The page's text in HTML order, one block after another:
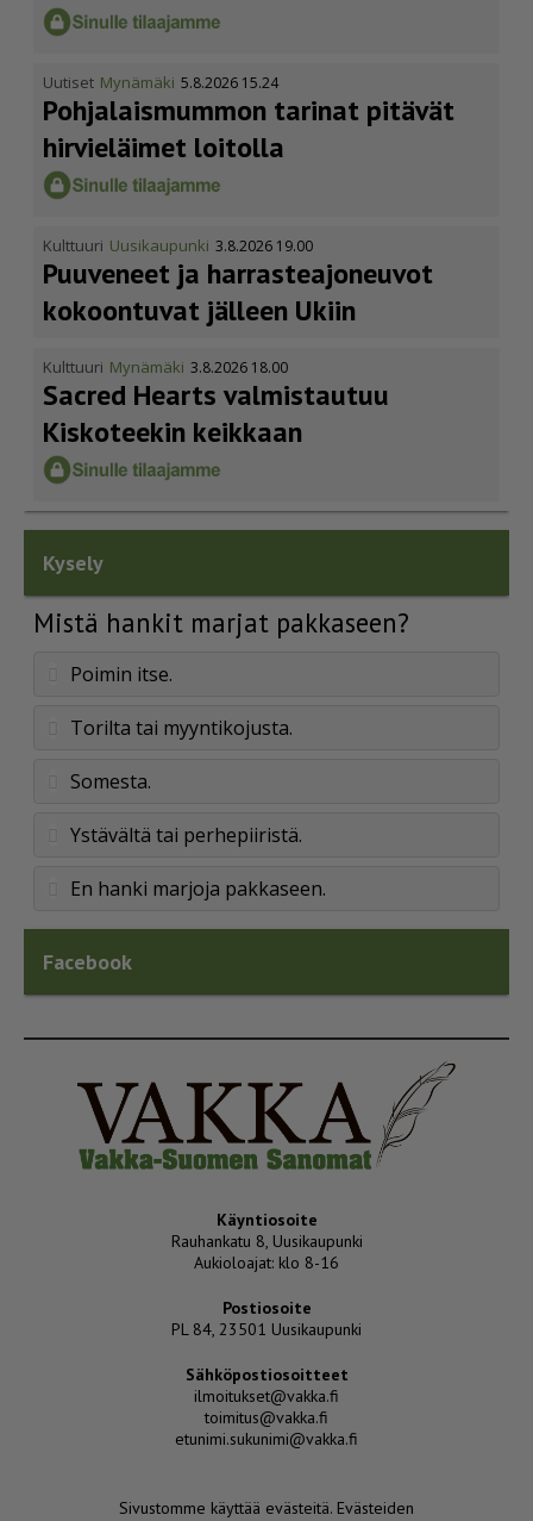
Uutiset Mynämäki 5.8.2026 15.24
Pohja­lais­mummon tarinat pitävät
hirvieläimet loitolla
Kulttuuri Uusikaupunki 3.8.2026 19.00
Puuveneet ja harras­te­a­jo­neuvot
kokoontuvat jälleen Ukiin
Kulttuuri Mynämäki 3.8.2026 18.00
Sacred Hearts valmistautuu
Kiskoteekin keikkaan
Kysely
Mistä hankit marjat pakkaseen?
Poimin itse.
Torilta tai myyntikojusta.
Somesta.
Ystävältä tai perhepiiristä.
En hanki marjoja pakkaseen.
Facebook
Käyntiosoite
Rauhankatu 8, Uusikaupunki
Aukioloajat: klo 8-16
Postiosoite
PL 84, 23501 Uusikaupunki
Sähköpostiosoitteet
ilmoitukset@vakka.fi
toimitus@vakka.fi
etunimi.sukunimi@vakka.fi
Sivustomme käyttää evästeitä. Evästeiden